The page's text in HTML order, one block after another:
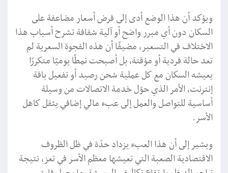
ويؤكد أن هذا الوضع أدى إلى فرض أسعار مضاعفة على
السكان دون أي مبرر واضح أو آلية شفافة تشرح أسباب هذا
الاختلاف في التسعير، مضيفًا أن هذه الفجوة السعرية لم
تعد حالة فردية أو مؤقتة، بل أصبحت نمطًا يوميًا متكررًا
يعيشه السكان مع كل عملية شحن رصيد أو تفعيل باقة
إنترنت، الأمر الذي حوّل خدمة الاتصالات من وسيلة
أساسية للتواصل والعمل إلى عبء مالي إضافي يثقل كاهل
الأسر.
ويشير إلى أن هذا العبء يزداد حدّة في ظل الظروف
الاقتصادية الصعبة التي تعيشها معظم الأسر في تعز، نتيجة